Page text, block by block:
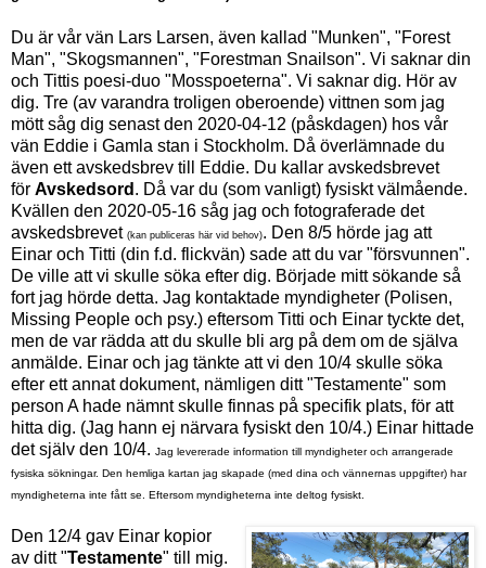
Du är vår vän Lars Larsen, även kallad "Munken", "Forest
Man", "Skogsmannen", "Forestman Snailson". Vi saknar din
och Tittis poesi-duo "Mosspoeterna". Vi saknar dig. Hör av
dig. Tre (av varandra troligen oberoende) vittnen som jag
mött såg dig senast den 2020-04-12 (påskdagen) hos vår
vän Eddie i Gamla stan i Stockholm. Då överlämnade du
även ett avskedsbrev till Eddie. Du kallar avskedsbrevet
för Avskedsord . Då var du (som vanligt) fysiskt välmående.
Kvällen den 2020-05-16 såg jag och fotograferade det
avskedsbrevet (kan publiceras här vid behov). Den 8/5 hörde jag att
Einar och Titti (din f.d. flickvän) sade att du var "försvunnen".
De ville att vi skulle söka efter dig. Började mitt sökande så
fort jag hörde detta. Jag kontaktade myndigheter (Polisen,
Missing People och psy.) eftersom Titti och Einar tyckte det,
men de var rädda att du skulle bli arg på dem om de själva
anmälde. Einar och jag tänkte att vi den 10/4 skulle söka
efter ett annat dokument, nämligen ditt "Testamente" som
person A hade nämnt skulle finnas på specifik plats, för att
hitta dig. (Jag hann ej närvara fysiskt den 10/4.) Einar hittade
det själv den 10/4. Jag levererade information till myndigheter och arrangerade
fysiska sökningar. Den hemliga kartan jag skapade (med dina och vännernas uppgifter) har
myndigheterna inte fått se. Eftersom myndigheterna inte deltog fysiskt.
Den 12/4 gav Einar kopior
av ditt"Testamente" till mig.